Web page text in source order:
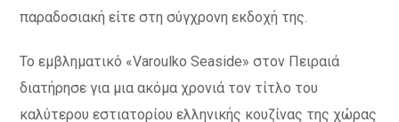
παραδοσιακή είτε στη σύγχρονη εκδοχή της.
Το εμβληματικό «Varoulko Seaside» στον Πειραιά
διατήρησε για μια ακόμα χρονιά τον τίτλο του
καλύτερου εστιατορίου ελληνικής κουζίνας της χώρας